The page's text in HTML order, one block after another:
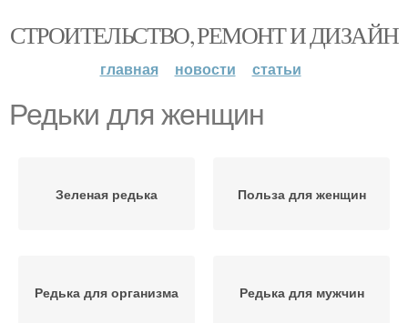
СТРОИТЕЛЬСТВО, РЕМОНТ И ДИЗАЙН
главная новости статьи
Редьки для женщин
Зеленая редька Польза для женщин
Редька для организма Редька для мужчин